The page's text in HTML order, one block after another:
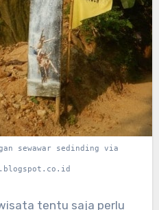
sewawar sedinding via
tentu saja perlu